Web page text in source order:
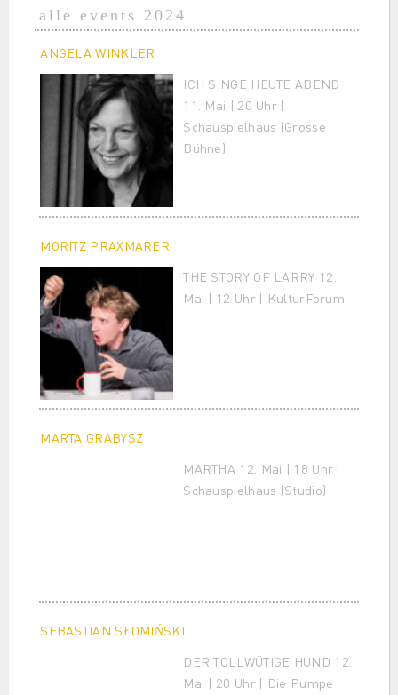
alle events 2024
ANGELA WINKLER
ICH SINGE HEUTE ABEND
11. Mai | 20 Uhr |
Schauspielhaus (Grosse
Bühne)
MORITZ PRAXMARER
THE STORY OF LARRY 12.
Mai | 12 Uhr | KulturForum
MARTA GRABYSZ
MARTHA 12. Mai | 18 Uhr |
Schauspielhaus (Studio)
SEBASTIAN SŁOMIŃSKI
DER TOLLWÜTIGE HUND 12.
Mai | 20 Uhr | Die Pumpe